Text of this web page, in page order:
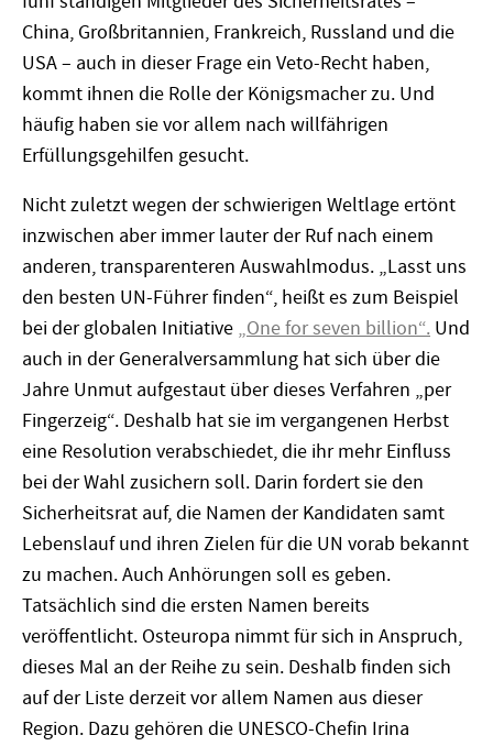
China, Großbritannien, Frankreich, Russland und die
USA – auch in dieser Frage ein Veto-Recht haben,
kommt ihnen die Rolle der Königsmacher zu. Und
häufig haben sie vor allem nach willfährigen
Erfüllungsgehilfen gesucht.
Nicht zuletzt wegen der schwierigen Weltlage ertönt
inzwischen aber immer lauter der Ruf nach einem
anderen, transparenteren Auswahlmodus. „Lasst uns
den besten UN-Führer finden“, heißt es zum Beispiel
bei der globalen Initiative „One for seven billion“. Und
auch in der Generalversammlung hat sich über die
Jahre Unmut aufgestaut über dieses Verfahren „per
Fingerzeig“. Deshalb hat sie im vergangenen Herbst
eine Resolution verabschiedet, die ihr mehr Einfluss
bei der Wahl zusichern soll. Darin fordert sie den
Sicherheitsrat auf, die Namen der Kandidaten samt
Lebenslauf und ihren Zielen für die UN vorab bekannt
zu machen. Auch Anhörungen soll es geben.
Tatsächlich sind die ersten Namen bereits
veröffentlicht. Osteuropa nimmt für sich in Anspruch,
dieses Mal an der Reihe zu sein. Deshalb finden sich
auf der Liste derzeit vor allem Namen aus dieser
Region. Dazu gehören die UNESCO-Chefin Irina